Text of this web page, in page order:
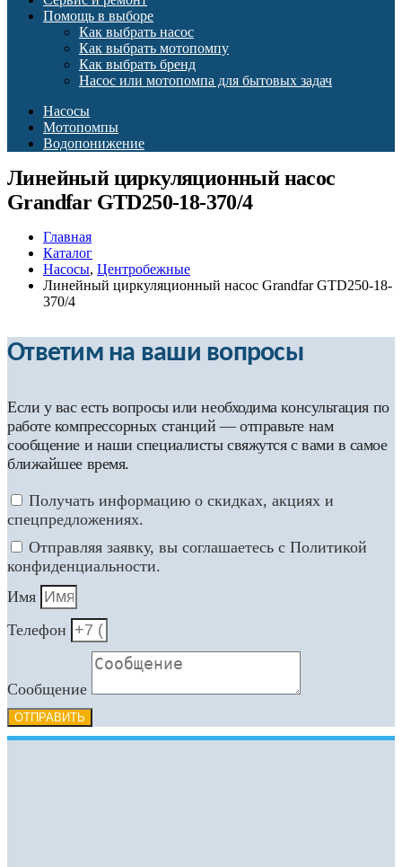
Помощь в выборе
Как выбрать насос
Как выбрать мотопомпу
Как выбрать бренд
Насос или мотопомпа для бытовых задач
Насосы
Мотопомпы
Водопонижение
Линейный циркуляционный насос
Grandfar GTD250-18-370/4
Главная
Каталог
Насосы, Центробежные
Линейный циркуляционный насос Grandfar GTD250-18-
370/4
Ответим на ваши вопросы
Если у вас есть вопросы или необходима консультация по
работе компрессорных станций — отправьте нам
сообщение и наши специалисты свяжутся с вами в самое
ближайшее время.
Получать информацию о скидках, акциях и
спецпредложениях.
Отправляя заявку, вы соглашаетесь с Политикой
конфиденциальности.
Имя
Телефон
Сообщение
ОТПРАВИТЬ